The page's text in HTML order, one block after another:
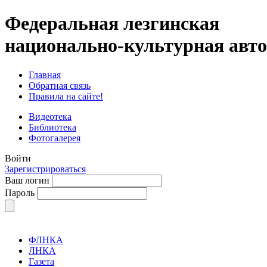
Федеральная лезгинская
национально-культурная
Главная
Обратная связь
Правила на сайте!
Видеотека
Библиотека
Фотогалерея
Войти
Зарегистрироваться
Ваш логин
Пароль
ФЛНКА
ЛНКА
Газета